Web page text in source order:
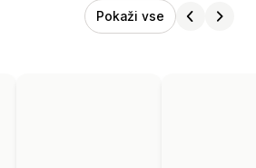
Pokaži vse